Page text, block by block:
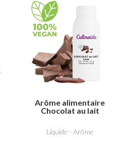
Arôme alimentaire
Chocolat au lait
Liquide - Arôme